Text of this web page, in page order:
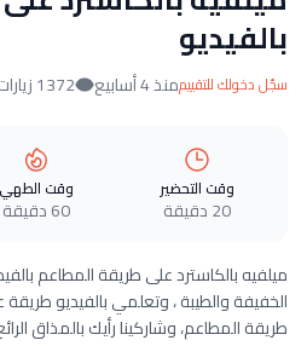
بالفيديو
سجّل دخولك للتقييممنذ 4 أسابيع 1372 زيارات
وقت التحضير
20 دقيقة
وقت الطهي
60 دقيقة
ميلفيه بالكاسترد على طريقة المطاعم
الخفيفة والطيبة ، وتعلمي بالفيديو
طريقة المطاعم، وشاركينا رأيك بالمذاق